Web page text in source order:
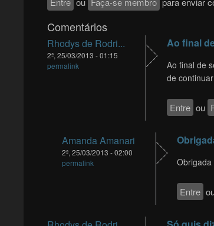
Comentários
Rhodys de Rodri...
2ª, 25/03/2013 - 01:15
permalink
Ao final
Ao final de
de
Entre ou
Amanda Amanari
2ª, 25/03/2013 - 02:00
permalink
Entre